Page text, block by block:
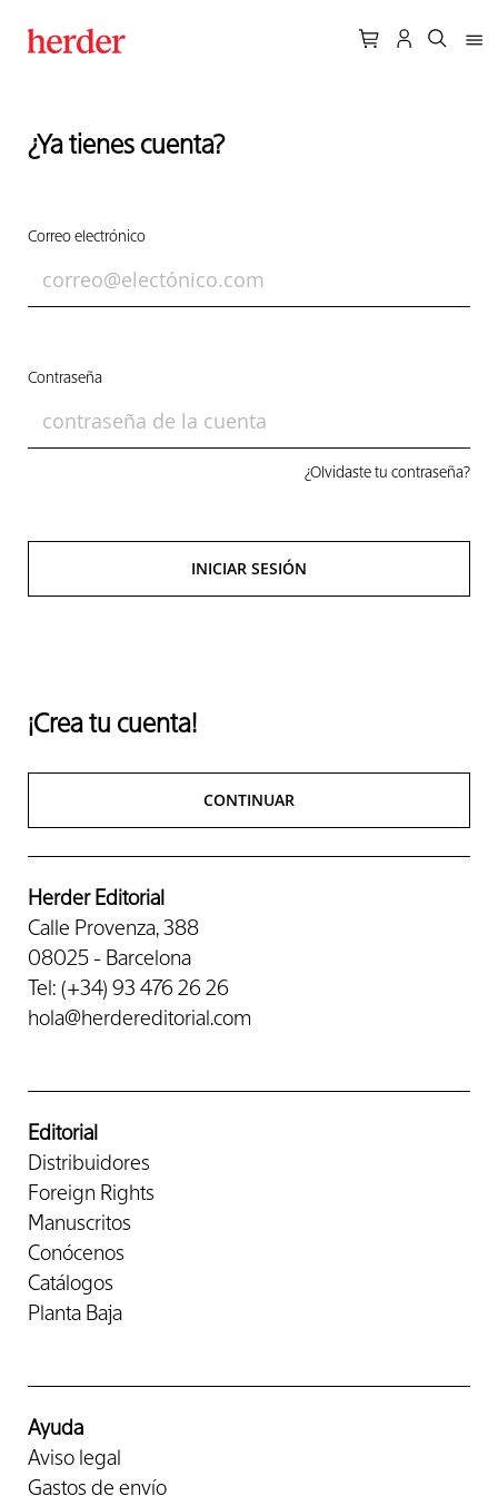
¿Ya tienes cuenta?
Correo electrónico
Contraseña
¿Olvidaste tu contraseña?
INICIAR SESIÓN
¡Crea tu cuenta!
CONTINUAR
Herder Editorial
Calle Provenza, 388
08025 - Barcelona
Tel: (+34) 93 476 26 26
hola@herdereditorial.com
Editorial
Distribuidores
Foreign Rights
Manuscritos
Conócenos
Catálogos
Planta Baja
Ayuda
Aviso legal
Gastos de envío